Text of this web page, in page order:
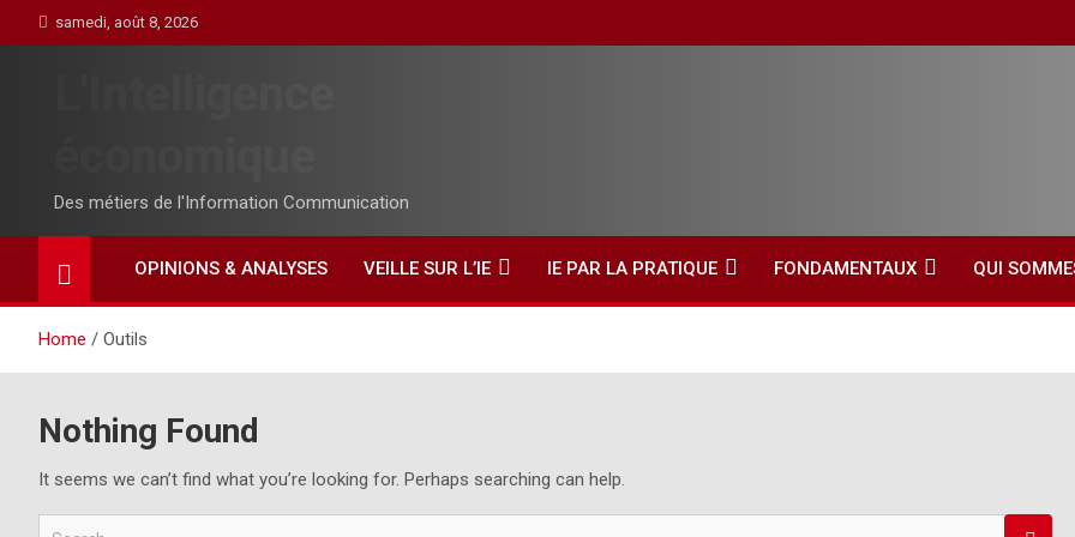
to
samedi, août 8, 2026
Des métiers de l'Information Communication
OPINIONS & ANALYSES VEILLE SUR L’IE IE PAR LA PRATIQUE FONDAMENTAUX QUI
Home Outils
Nothing Found
It seems we can’t find what you’re looking for. Perhaps searching can help.